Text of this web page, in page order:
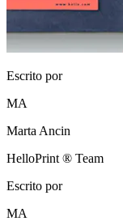
Escrito por
MA
Marta Ancin
HelloPrint ® Team
Escrito por
MA